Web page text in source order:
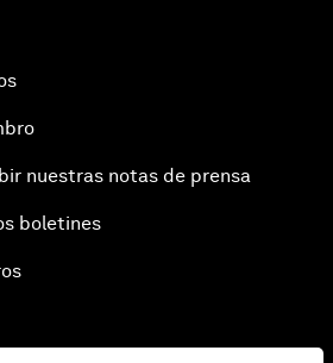
nuestras notas de prensa
boletines